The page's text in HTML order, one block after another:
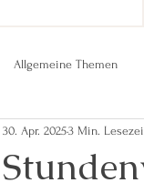
Allgemeine Themen
30. Apr. 20253 Min.